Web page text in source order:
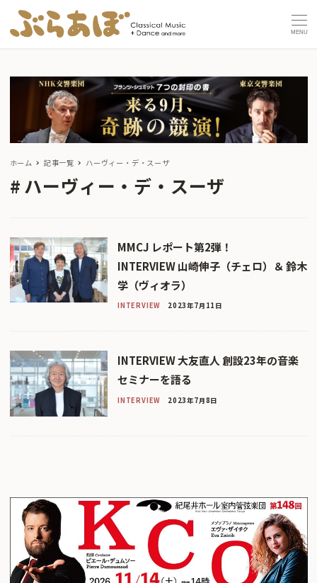
MENU
ホーム 記事一覧 ハーヴィー・デ・スーザ
ハーヴィー・デ・スーザ
MMCJ レポート第2弾！
INTERVIEW 山崎伸子（チェロ）＆ 鈴木
学（ヴィオラ）
INTERVIEW 2023年7月11日
INTERVIEW 大友直人 創設23年の音楽
セミナーを語る
INTERVIEW 2023年7月8日